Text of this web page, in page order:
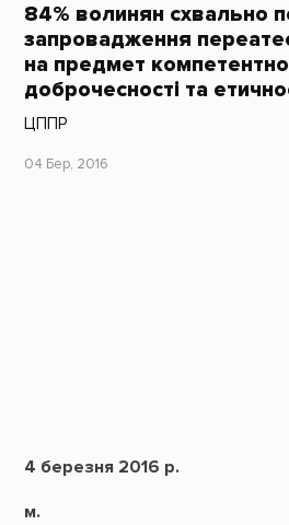
84% волинян схвально
запровадження
на предмет
доброчесності та
ЦППР
04 Бер, 2016
4 березня 2016 р.
м.